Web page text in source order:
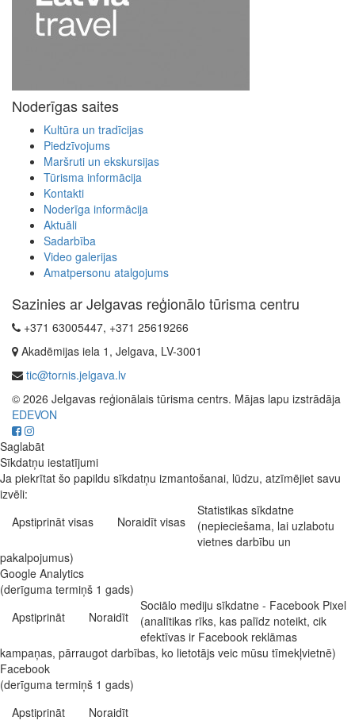
Noderīgas saites
Kultūra un tradīcijas
Piedzīvojums
Maršruti un ekskursijas
Tūrisma informācija
Kontakti
Noderīga informācija
Aktuāli
Sadarbība
Video galerijas
Amatpersonu atalgojums
Sazinies ar Jelgavas reģionālo tūrisma centru
+371 63005447, +371 25619266
Akadēmijas iela 1, Jelgava, LV-3001
tic@tornis.jelgava.lv
© 2026 Jelgavas reģionālais tūrisma centrs. Mājas lapu izstrādāja
EDEVON
Saglabāt
Sīkdatņu iestatījumi
Ja piekrītat šo papildu sīkdatņu izmantošanai, lūdzu, atzīmējiet savu
izvēli:
Apstiprināt visas
Noraidīt visas
Statistikas sīkdatne
(nepieciešama, lai uzlabotu
vietnes darbību un
pakalpojumus)
Google Analytics
(derīguma termiņš 1 gads)
Apstiprināt
Noraidīt
Sociālo mediju sīkdatne - Facebook Pixel
(analītikas rīks, kas palīdz noteikt, cik
efektīvas ir Facebook reklāmas
kampaņas, pārraugot darbības, ko lietotājs veic mūsu tīmekļvietnē)
Facebook
(derīguma termiņš 1 gads)
Apstiprināt
Noraidīt